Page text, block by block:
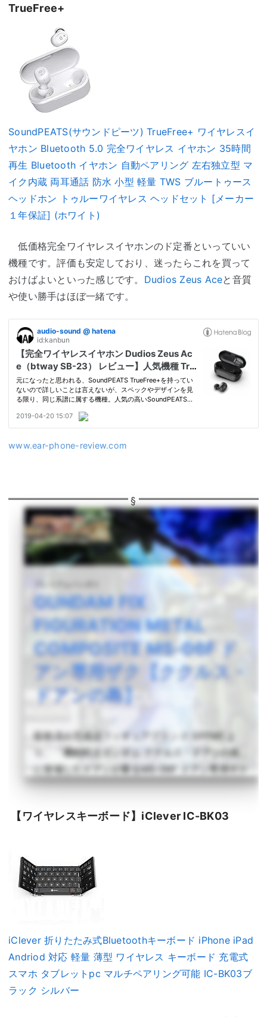
TrueFree+
SoundPEATS(サウンドピーツ) TrueFree+ ワイヤレスイ
ヤホン Bluetooth 5.0 完全ワイヤレス イヤホン 35時間
再生 Bluetooth イヤホン 自動ペアリング 左右独立型 マ
イク内蔵 両耳通話 防水 小型 軽量 TWS ブルートゥース
ヘッドホン トゥルーワイヤレス ヘッドセット [メーカー
１年保証] (ホワイト)
低価格完全ワイヤレスイヤホンのド定番といっていい
機種です。評価も安定しており、迷ったらこれを買って
おけばよいといった感じです。 Dudios Zeus Aceと音質
や使い勝手はほぼ一緒です。
www.ear-phone-review.com
GUNDAM FIX
FIGURATION METAL
COMPOSITE MS-06F ド
アン専用ザク【ククルス・
ドアンの島】
彩色済み完成品フィギュアブランド GFFMCよ
り、「機動戦士ガンダム ククルス・ドアンの島」
に登場したドアンが乗るMS-06F ドアン専用ザク
を商品化。
詳しく読む >
【ワイヤレスキーボード】iClever IC-BK03
iClever 折りたたみ式Bluetoothキーボード iPhone iPad
Andriod 対応 軽量 薄型 ワイヤレス キーボード 充電式
スマホ タブレットpc マルチペアリング可能 IC-BK03ブ
ラック シルバー